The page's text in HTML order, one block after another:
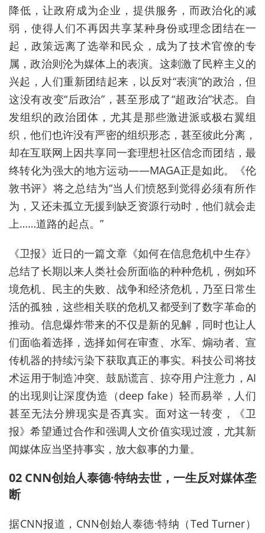
降低，让政府成为企业，提供服务，而政治化的减
弱，使得人们不再因共享某种身份或理念团结在一
起，政策远离了选举和民众，成为了技术官僚的专
属，政治则沦为媒体上的表演。这刺激了民粹主义的
兴起，人们重新团结起来，以反对“表演”的政治，但
这没有改变“后政治”，甚至形成了“超政治”状态。自
发组织的政治团体，尤其是那些激进派或极右翼组
织，他们也许没有严密的组织形态，甚至彼此分离，
却在互联网上因共享同一套理想社区信念而团结，最
终转化为强大的地方运动——MAGA正是如此。《伦
敦书评》将之总结为“当人们愤怒到觉得必须有所作
为，又还未孤立无援到缺乏资源行动时，他们就会走
上……道路的起点。”
《卫报》近日的一篇文章《如何在信息危机中生存》
总结了长期以来人类社会所面临的种种危机，例如环
境危机、民主的失败、战争和经济危机，乃至日常生
活的孤独，这些相关联的危机又都受到了数字革命的
推动。信息爆炸带来的不仅是新的见解，同时也让人
们面临着选择，选择如何在审查、水军、煽动者、宣
传机器的持续污染下获取真正的事实。科技公司将技
术运用于制造冲突、鼓励谎言、掠夺用户注意力，AI
的出现则让深度伪造（deep fake）轻而易举，人们
甚至无法分辨现实是否真实。面对这一转变，《卫
报》希望通过合作和强调人文价值实现过渡，尤其新
闻媒体应当坚持事实，放大叙事的力量。
02 CNN创始人泰德·特纳去世，一生反对媒体垄
断
据CNN报道，CNN创始人泰德·特纳（Ted Turner）